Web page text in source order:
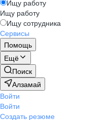
Ищу работу
Ищу работу
Ищу сотрудника
Сервисы
Помощь
Ещё
Поиск
Алзамай
Войти
Войти
Создать резюме